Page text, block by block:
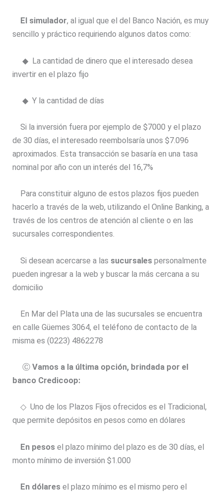
El simulador, al igual que el del Banco Nación, es muy
sencillo y práctico requiriendo algunos datos como:
◆ La cantidad de dinero que el interesado desea
invertir en el plazo fijo
◆ Y la cantidad de días
Si la inversión fuera por ejemplo de $7000 y el plazo
de 30 días, el interesado reembolsaría unos $7.096
aproximados. Esta transacción se basaría en una tasa
nominal por año con un interés del 16,7%
Para constituir alguno de estos plazos fijos pueden
hacerlo a través de la web, utilizando el Online Banking, a
través de los centros de atención al cliente o en las
sucursales correspondientes.
Si desean acercarse a las sucursales personalmente
pueden ingresar a la web y buscar la más cercana a su
domicilio
En Mar del Plata una de las sucursales se encuentra
en calle Güemes 3064, el teléfono de contacto de la
misma es (0223) 4862278
ⒸVamos a la última opción, brindada por el
banco Credicoop:
◇ Uno de los Plazos Fijos ofrecidos es el Tradicional,
que permite depósitos en pesos como en dólares
En pesosel plazo mínimo del plazo es de 30 días, el
monto mínimo de inversión $1.000
En dólaresel plazo mínimo es el mismo pero el